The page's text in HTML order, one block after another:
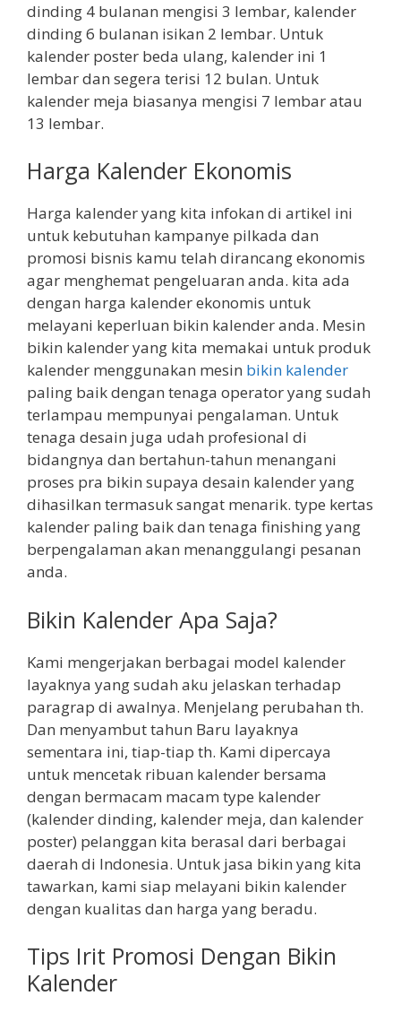
dinding 4 bulanan mengisi 3 lembar, kalender
dinding 6 bulanan isikan 2 lembar. Untuk
kalender poster beda ulang, kalender ini 1
lembar dan segera terisi 12 bulan. Untuk
kalender meja biasanya mengisi 7 lembar atau
13 lembar.
Harga Kalender Ekonomis
Harga kalender yang kita infokan di artikel ini
untuk kebutuhan kampanye pilkada dan
promosi bisnis kamu telah dirancang ekonomis
agar menghemat pengeluaran anda. kita ada
dengan harga kalender ekonomis untuk
melayani keperluan bikin kalender anda. Mesin
bikin kalender yang kita memakai untuk produk
kalender menggunakan mesin bikin kalender
paling baik dengan tenaga operator yang sudah
terlampau mempunyai pengalaman. Untuk
tenaga desain juga udah profesional di
bidangnya dan bertahun-tahun menangani
proses pra bikin supaya desain kalender yang
dihasilkan termasuk sangat menarik. type kertas
kalender paling baik dan tenaga finishing yang
berpengalaman akan menanggulangi pesanan
anda.
Bikin Kalender Apa Saja?
Kami mengerjakan berbagai model kalender
layaknya yang sudah aku jelaskan terhadap
paragrap di awalnya. Menjelang perubahan th.
Dan menyambut tahun Baru layaknya
sementara ini, tiap-tiap th. Kami dipercaya
untuk mencetak ribuan kalender bersama
dengan bermacam macam type kalender
(kalender dinding, kalender meja, dan kalender
poster) pelanggan kita berasal dari berbagai
daerah di Indonesia. Untuk jasa bikin yang kita
tawarkan, kami siap melayani bikin kalender
dengan kualitas dan harga yang beradu.
Tips Irit Promosi Dengan Bikin
Kalender